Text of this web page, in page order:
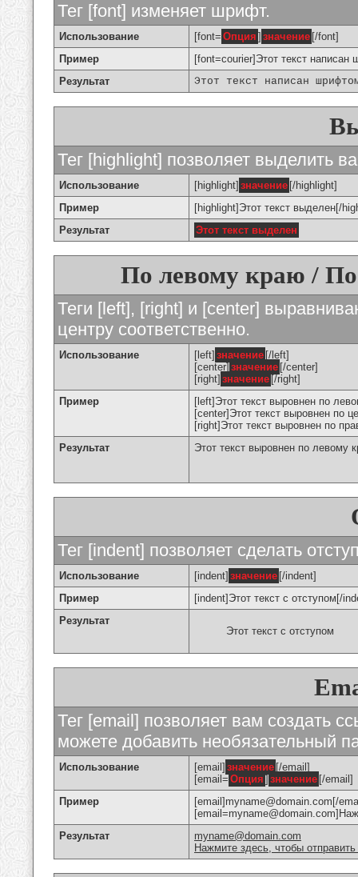
Тег [font] изменяет шрифт.
Использование [font= Опция ] значение [/font]
Пример
[font=courier]Этот текст
Результат
Этот текст написан
Тег [highlight] позволяет выделить
Использование [highlight] значение [/highlight]
Пример
[highlight]Этот текст выделен[/
Результат
Этот текст выделен
По левому краю /
Теги [left], [right] и [center]
центру соответственно.
Использование [left] значение [/left]
[center] значение [/center]
[right] значение [/right]
Пример
[left]Этот текст выровнен по
[center]Этот текст выровнен по
[right]Этот текст выровнен по
Результат
Этот текст выровнен по левому
Тег [indent] позволяет сделать
Использование [indent] значение [/indent]
Пример
[indent]Этот текст с отступом[/
Результат
Этот текст с отступом
Тег [email] позволяет вам создать
можете добавить необязательный
Использование [email] значение [/email]
[email= Опция ] значение [/email]
Пример
[email]myname@domain.com[/
Результат
myname@domain.com
Нажмите здесь, чтобы